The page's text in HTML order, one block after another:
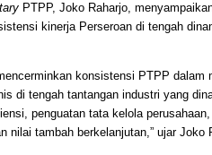
PTPP, Joko Raharjo,
kinerja Perseroan di tengah
konsistensi PTPP dalam
di tengah tantangan industri yang
penguatan tata kelola
nilai tambah berkelanjutan,” ujar Joko